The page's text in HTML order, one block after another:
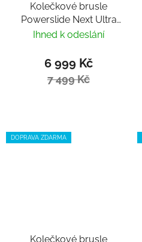
Kolečkové brusle
Powerslide Next Ultra
black 110 Trinity
Ihned k odeslání
6 999 Kč
7 499 Kč
DOPRAVA ZDARMA
Kolečkové brusle